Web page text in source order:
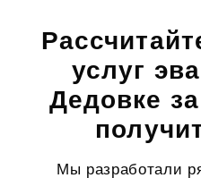
услуг
Дедовке
Мы разработали